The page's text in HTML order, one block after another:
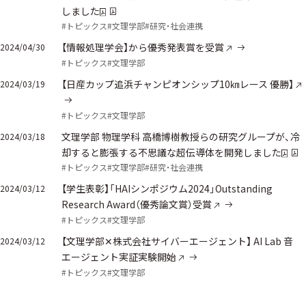
しました
#トピックス#文理学部#研究・社会連携
2024/04/30
【情報処理学会】から優秀発表賞を受賞
#トピックス#文理学部
2024/03/19
【日産カップ追浜チャンピオンシップ10㎞レース 優勝】
#トピックス#文理学部
2024/03/18
文理学部 物理学科 高橋博樹教授らの研究グループが、冷
却すると膨張する不思議な超伝導体を開発しました
#トピックス#文理学部#研究・社会連携
2024/03/12
【学生表彰】「HAIシンポジウム2024」Outstanding
Research Award（優秀論文賞）受賞
#トピックス#文理学部
2024/03/12
【文理学部✕株式会社サイバーエージェント】 AI Lab 音
エージェント実証実験開始
#トピックス#文理学部